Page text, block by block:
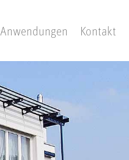
Anwendungen Kontakt